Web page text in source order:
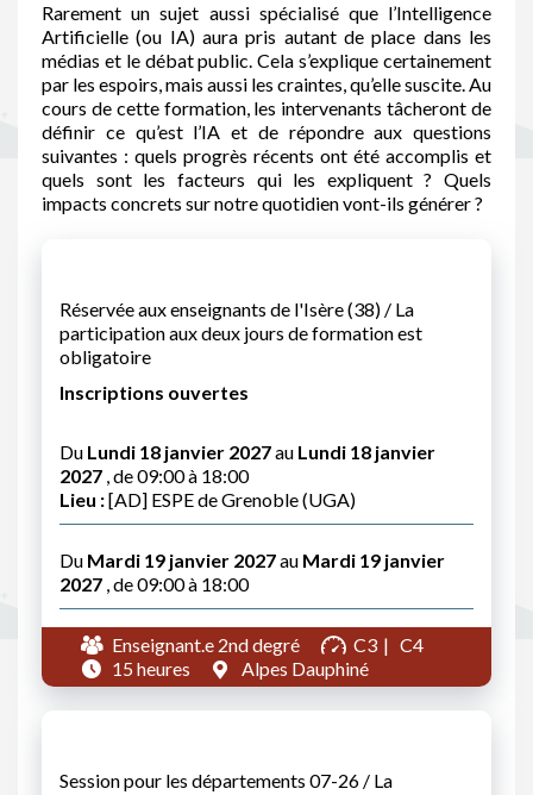
Rarement un sujet aussi spécialisé que l’Intelligence
Artificielle (ou IA) aura pris autant de place dans les
médias et le débat public. Cela s’explique certainement
par les espoirs, mais aussi les craintes, qu’elle suscite. Au
cours de cette formation, les intervenants tâcheront de
définir ce qu’est l’IA et de répondre aux questions
suivantes : quels progrès récents ont été accomplis et
quels sont les facteurs qui les expliquent ? Quels
impacts concrets sur notre quotidien vont-ils générer ?
Réservée aux enseignants de l'Isère (38) / La
participation aux deux jours de formation est
obligatoire
Inscriptions ouvertes
Du Lundi 18 janvier 2027au Lundi 18 janvier
2027 , de 09:00 à 18:00
Lieu :[AD] ESPE de Grenoble (UGA)
Du Mardi 19 janvier 2027au Mardi 19 janvier
2027 , de 09:00 à 18:00
Enseignant.e 2nd degré C3
C4
15 heures
Alpes Dauphiné
Session pour les départements 07-26 / La